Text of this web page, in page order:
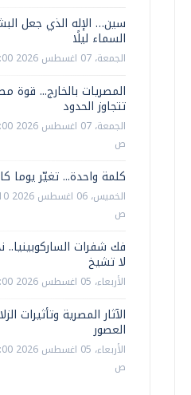
سين… الإله الذي جعل
السماء ليلًا
الجمعة، 07 اغسطس 2026 01:00 م
المصريات بالخارج... قوة
تتجاوز الحدود
الجمعة، 07
ص
كلمة واحدة... تغيّر يوما
ص
فك شفرات
لا تشيخ
الأربعاء، 05 اغسطس 2026 12:00 م
الآثار المصرية وتأثيرات
العصور
الأربعاء،
ص